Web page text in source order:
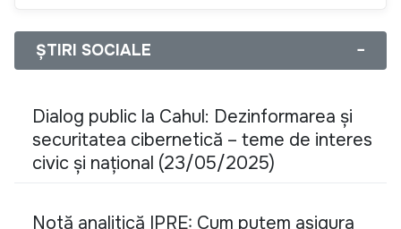
ȘTIRI SOCIALE −
Dialog public la Cahul: Dezinformarea și
securitatea cibernetică – teme de interes
civic și național (23/05/2025)
Notă analitică IPRE: Cum putem asigura